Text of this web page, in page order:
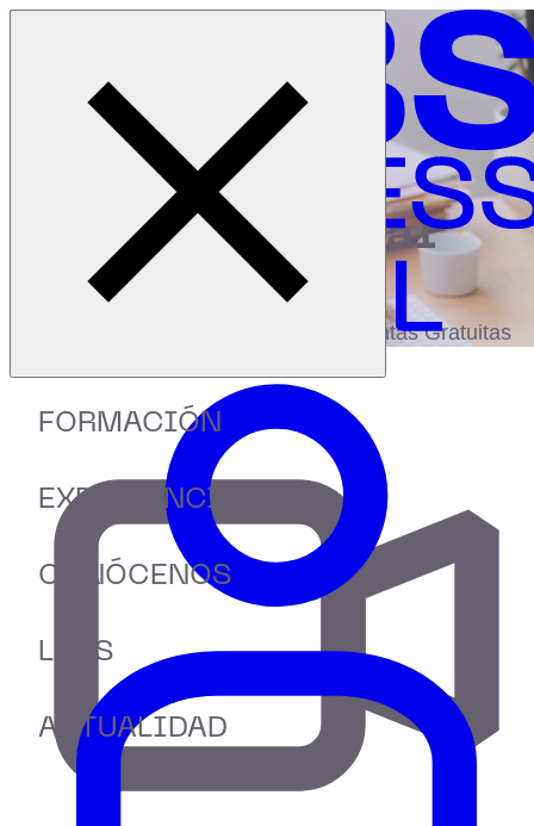
FORMACIÓN
EXPERIENCIA IEBS
CONÓCENOS
LABS
ACTUALIDAD
Inicio
Recursos
Big Data en Tiempo Real
bibliotecadigital
Accede a más de 150 Recursos, Guías,
eBooks,Plantillas, Estudios y Herramientas Gratuitas